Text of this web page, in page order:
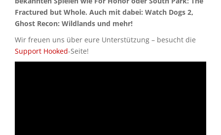
Fractured but Whole. Auch mit dabei: Watch Dogs 2,
Ghost Recon: Wildlands und mehr!
Wir freuen uns über eure Unterstützung – besucht die
Support Hooked-Seite!